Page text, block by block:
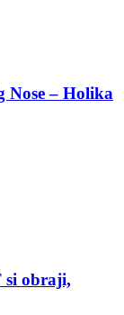
Nose – Holika
si obraji,